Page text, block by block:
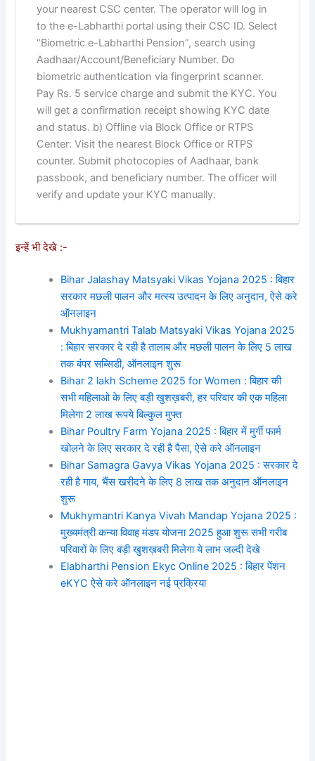
your nearest CSC center. The operator will log in
to the e-Labharthi portal using their CSC ID. Select
“Biometric e-Labharthi Pension”, search using
Aadhaar/Account/Beneficiary Number. Do
biometric authentication via fingerprint scanner.
Pay Rs. 5 service charge and submit the KYC. You
will get a confirmation receipt showing KYC date
and status. b) Offline via Block Office or RTPS
Center: Visit the nearest Block Office or RTPS
counter. Submit photocopies of Aadhaar, bank
passbook, and beneficiary number. The officer will
verify and update your KYC manually.
इन्हें भी देखे :-
Bihar Jalashay Matsyaki Vikas Yojana 2025 : बिहार
सरकार मछली पालन और मत्स्य उत्पादन के लिए अनुदान, ऐसे करे
ऑनलाइन
Mukhyamantri Talab Matsyaki Vikas Yojana 2025
: बिहार सरकार दे रही है तालाब और मछली पालन के लिए 5 लाख
तक बंपर सब्सिडी, ऑनलाइन शुरू
Bihar 2 lakh Scheme 2025 for Women : बिहार की
सभी महिलाओ के लिए बड़ी खुशख़बरी, हर परिवार की एक महिला
मिलेगा 2 लाख रूपये बिल्कुल मुफ्त
Bihar Poultry Farm Yojana 2025 : बिहार में मुर्गी फार्म
खोलने के लिए सरकार दे रही है पैसा, ऐसे करे ऑनलाइन
Bihar Samagra Gavya Vikas Yojana 2025 : सरकार दे
रही है गाय, भैंस खरीदने के लिए 8 लाख तक अनुदान ऑनलाइन
शुरू
Mukhymantri Kanya Vivah Mandap Yojana 2025 :
मुख्यमंत्री कन्या विवाह मंडप योजना 2025 हुआ शुरू सभी गरीब
परिवारों के लिए बड़ी खुशख़बरी मिलेगा ये लाभ जल्दी देखे
Elabharthi Pension Ekyc Online 2025 : बिहार पेंशन
eKYC ऐसे करे ऑनलाइन नई प्रक्रिया